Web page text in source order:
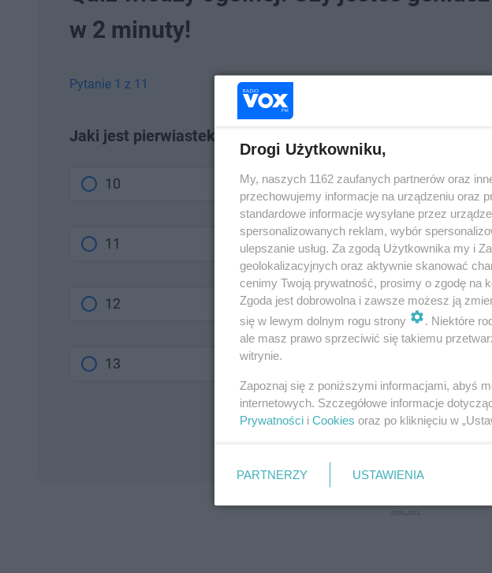
w 2 minuty!
Pytanie 1 z 11
Jaki jest pierwiastek kwadratowy z liczby 121?
10
11
12
13
Następne pytanie
Drogi Użytkowniku,
My, naszych 1162 zaufanych partnerów oraz
przechowujemy informacje na urządzeniu oraz
standardowe informacje wysyłane przez
spersonalizowanych reklam, wybór
ulepszanie usług. Za zgodą Użytkownika my i
geolokalizacyjnych oraz aktywnie skanować
cenimy Twoją prywatność, prosimy o zgodę na
Zgoda jest dobrowolna i zawsze możesz ją
się w lewym dolnym rogu strony
. Niektóre
ale masz prawo sprzeciwić się takiemu
witrynie.
Zapoznaj się z poniższymi informacjami, abyś
internetowych. Szczegółowe informacje
Prywatności i Cookies oraz po kliknięciu w
PARTNERZY USTAWIENIA